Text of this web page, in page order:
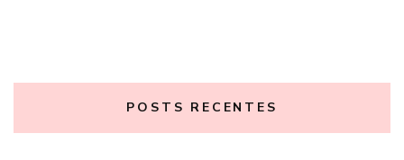
POSTS RECENTES